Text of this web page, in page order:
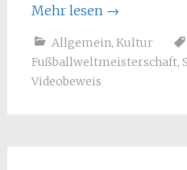
Mehr lesen →
Allgemein, Kultur
Fußballweltmeisterschaft,
Videobeweis